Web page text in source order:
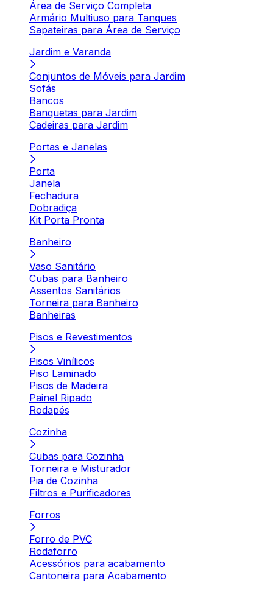
Área de Serviço Completa
Armário Multiuso para Tanques
Sapateiras para Área de Serviço
Jardim e Varanda
Conjuntos de Móveis para Jardim
Sofás
Bancos
Banquetas para Jardim
Cadeiras para Jardim
Portas e Janelas
Porta
Janela
Fechadura
Dobradiça
Kit Porta Pronta
Banheiro
Vaso Sanitário
Cubas para Banheiro
Assentos Sanitários
Torneira para Banheiro
Banheiras
Pisos e Revestimentos
Pisos Vinílicos
Piso Laminado
Pisos de Madeira
Painel Ripado
Rodapés
Cozinha
Cubas para Cozinha
Torneira e Misturador
Pia de Cozinha
Filtros e Purificadores
Forros
Forro de PVC
Rodaforro
Acessórios para acabamento
Cantoneira para Acabamento